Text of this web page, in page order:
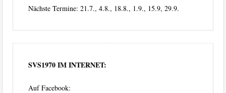
Nächste Termine: 21.7., 4.8., 18.8., 1.9., 15.9, 29.9.
SVS1970 IM INTERNET:
Auf Facebook: